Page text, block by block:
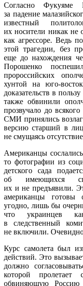
Согласно Фукуяме
за падение
известный
их носители никак не
как агрессоре. Ведь
этой трагедии, без
еще до нахождения
Порошенко
пророссийских
хунтой на юго-
доказательств в
также обвинили
прозвучало до
СМИ принялись
версию старший в
не смущаясь
Американцы
то фотографии из
детского сада
об имеющихся
их и не предъявили.
американцы готовы
угодно, лишь бы
что украинцев
в следственный
не включили.
Курс самолета был
действий. Это
должно
которой пролетает
обвиняющую Россию